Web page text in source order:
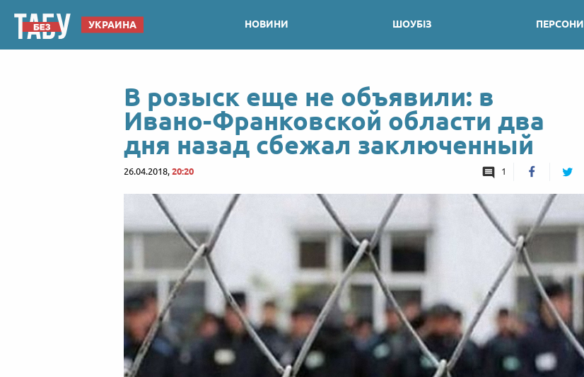
УКРАИНА НОВИНИ ШОУБІЗ ПЕРСОНИ
В розыск еще не объявили: в
Ивано-Франковской области два
дня назад сбежал заключенный
26.04.2018, 20:20 1